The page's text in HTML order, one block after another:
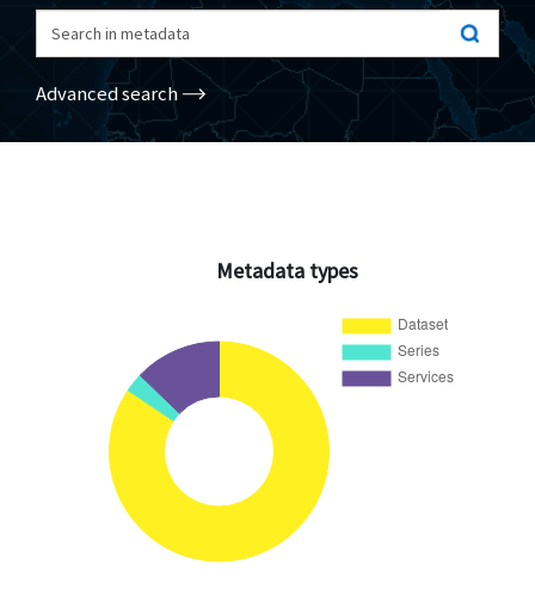
Geoviewer(Opens in a new window)
Help(apre in una nuova finestra)
Advanced search